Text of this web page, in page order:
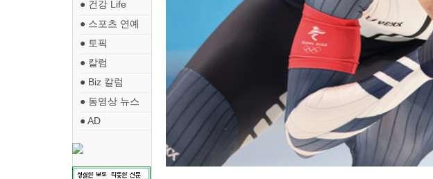
● 건강 Life
● 스포츠 연예
● 토픽
● 칼럼
● Biz 칼럼
● 동영상 뉴스
● AD